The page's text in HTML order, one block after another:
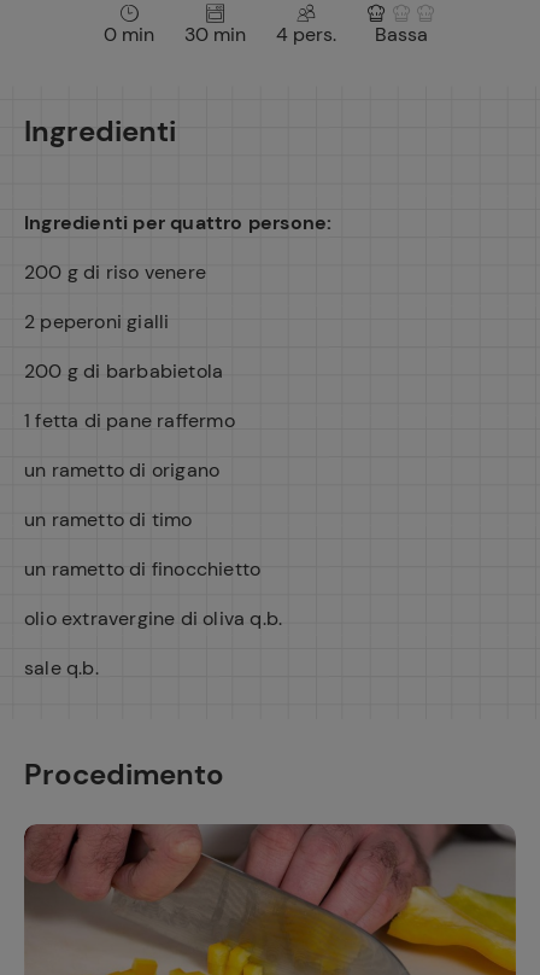
0 min 30 min 4 pers. Bassa
Ingredienti
Ingredienti per quattro persone:
200 g di riso venere
2 peperoni gialli
200 g di barbabietola
1 fetta di pane raffermo
un rametto di origano
un rametto di timo
un rametto di finocchietto
olio extravergine di oliva q.b.
sale q.b.
Procedimento